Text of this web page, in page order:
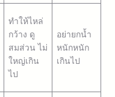
ทำให้ไหล่
กว้าง ดู
สมส่วน ไม่
ใหญ่เกิน
ไป
อย่ายกน้ำ
หนักหนัก
เกินไป